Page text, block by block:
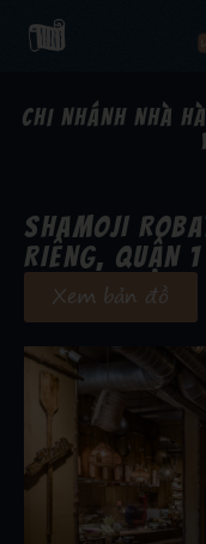
CHI NHÁNH NHÀ
SHAMOJI
RIÊNG, QUẬN 1
Xem bản đồ